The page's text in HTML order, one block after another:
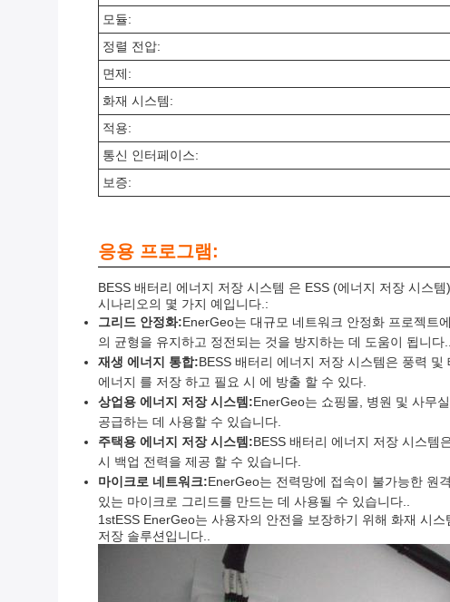
모듈:
정렬 전압:
면제:
화재 시스템:
적용:
통신 인터페이스:
보증:
응용 프로그램:
BESS 배터리 에너지 저장 시스템 은 ESS (에너지 저장 시스
시나리오의 몇 가지 예입니다.:
그리드 안정화:EnerGeo는 대규모 네트워크 안정화 프로젝트
의 균형을 유지하고 정전되는 것을 방지하는 데 도움이 됩니다..
재생 에너지 통합:BESS 배터리 에너지 저장 시스템은 풍력
에너지 를 저장 하고 필요 시 에 방출 할 수 있다.
상업용 에너지 저장 시스템:EnerGeo는 쇼핑몰, 병원 및 사무
공급하는 데 사용할 수 있습니다.
주택용 에너지 저장 시스템:BESS 배터리 에너지 저장 시스템
시 백업 전력을 제공 할 수 있습니다.
마이크로 네트워크:EnerGeo는 전력망에 접속이 불가능한 원
있는 마이크로 그리드를 만드는 데 사용될 수 있습니다..
1stESS EnerGeo는 사용자의 안전을 보장하기 위해 화재 시
저장 솔루션입니다..